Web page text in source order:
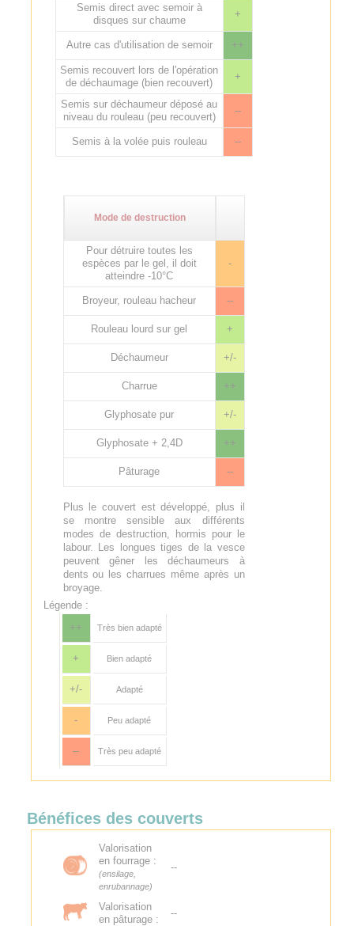
Semis direct avec semoir à
disques sur chaume
+
Autre cas d'utilisation de semoir ++
Semis recouvert lors de l'opération
de déchaumage (bien recouvert)
+
Semis sur déchaumeur déposé au
niveau du rouleau (peu recouvert)
--
Semis à la volée puis rouleau --
Mode de destruction
Pour détruire toutes les
espèces par le gel, il doit
atteindre -10°C
-
Broyeur, rouleau hacheur --
Rouleau lourd sur gel +
Déchaumeur +/-
Charrue ++
Glyphosate pur +/-
Glyphosate + 2,4D ++
Pâturage --
Plus le couvert est développé, plus il
se montre sensible aux différents
modes de destruction, hormis pour le
labour. Les longues tiges de la vesce
peuvent gêner les déchaumeurs à
dents ou les charrues même après un
broyage.
Légende :
++
Très bien adapté
+ Bien adapté
+/- Adapté
- Peu adapté
-- Très peu adapté
Bénéfices des couverts
Valorisation
en fourrage :
(ensilage,
enrubannage)
--
Valorisation
en pâturage :
--